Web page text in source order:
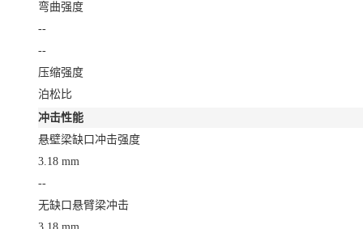
弯曲强度
--
--
压缩强度
泊松比
冲击性能
悬壁梁缺口冲击强度
3.18 mm
--
无缺口悬臂梁冲击